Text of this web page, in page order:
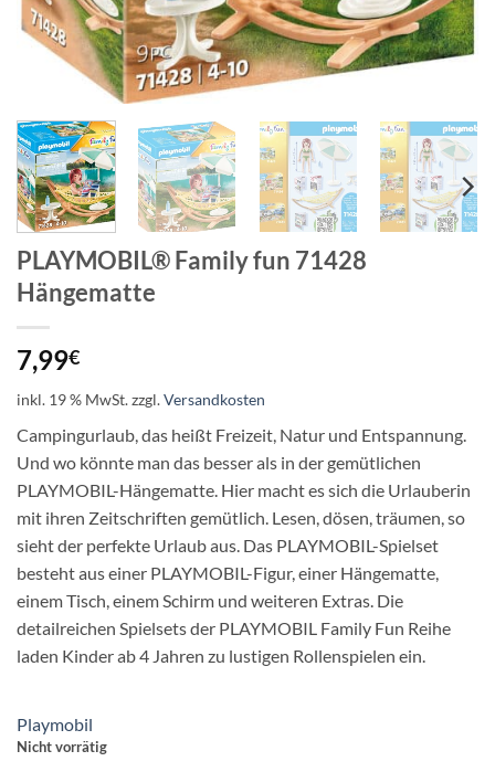
PLAYMOBIL® Family fun 71428
Hängematte
7,99€
inkl. 19 % MwSt.zzgl.Versandkosten
Campingurlaub, das heißt Freizeit, Natur und Entspannung.
Und wo könnte man das besser als in der gemütlichen
PLAYMOBIL-Hängematte. Hier macht es sich die Urlauberin
mit ihren Zeitschriften gemütlich. Lesen, dösen, träumen, so
sieht der perfekte Urlaub aus. Das PLAYMOBIL-Spielset
besteht aus einer PLAYMOBIL-Figur, einer Hängematte,
einem Tisch, einem Schirm und weiteren Extras. Die
detailreichen Spielsets der PLAYMOBIL Family Fun Reihe
laden Kinder ab 4 Jahren zu lustigen Rollenspielen ein.
Playmobil
Nicht vorrätig